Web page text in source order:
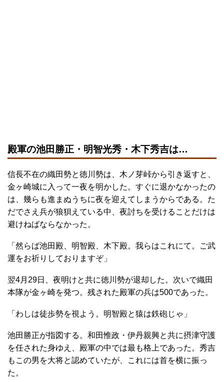
殿軍の池田勝正・明智光秀・木下秀吉は…
信長不在の織田勢と徳川勢は、木ノ芽峠から引き返すと、
金ヶ崎城に入って一夜を明かした。すぐに退かなかったの
は、幾らも進まぬうちに夜を迎えてしまうからである。た
だでさえ兵が狼狽えている中、夜討ちを受けることだけは
避けねばならなかった。
「然らば池田殿、明智殿、木下殿。我らはこれにて。ご武
運をお祈りしておりますぞ」
翌4月29日、夜明けと共に徳川勢が退却した。次いで織田
本隊が金ヶ崎を発つ。残された殿軍の兵は500であった。
「わしは徒歩勢を視よう。明智殿と猿は鉄砲じゃ」
池田勝正が指図する。和田惟政・伊丹親興と共に摂津守護
を任された身ゆえ、殿軍の中では最も格上であった。秀吉
もこの男を大将と認めていたが、これには首を横に振っ
た。